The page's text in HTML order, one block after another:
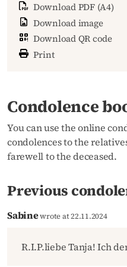
Download PDF (A4)
Download image
Download QR code
Print
Condolence
You can use the online
condolences to the
farewell to the deceased.
Previous
Sabinewrote at 22.11.2024
R.I.P.liebe Tanja! Ich